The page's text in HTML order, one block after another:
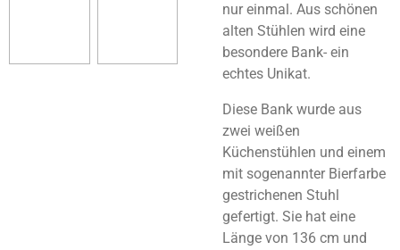
nur einmal. Aus schönen
alten Stühlen wird eine
besondere Bank- ein
echtes Unikat.
Diese Bank wurde aus
zwei weißen
Küchenstühlen und einem
mit sogenannter Bierfarbe
gestrichenen Stuhl
gefertigt. Sie hat eine
Länge von 136 cm und